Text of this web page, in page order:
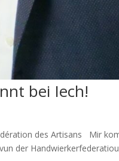
bei Iech!
des Artisans Mir
der